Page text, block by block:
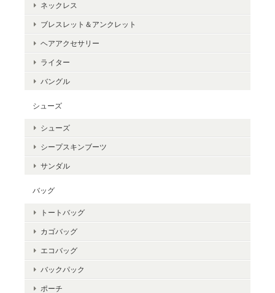
ネックレス
ブレスレット＆アンクレット
ヘアアクセサリー
ライター
バングル
シューズ
シューズ
シープスキンブーツ
サンダル
バッグ
トートバッグ
カゴバッグ
エコバッグ
バックパック
ポーチ